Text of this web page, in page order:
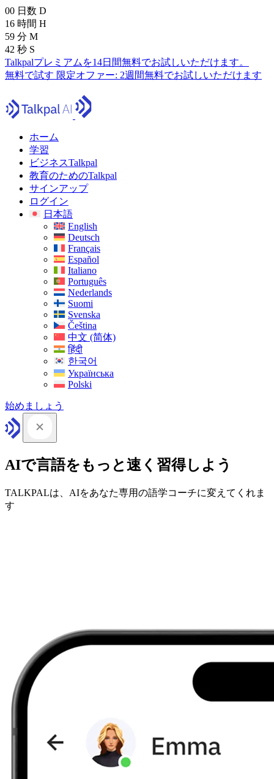
00 日数 D
16 時間 H
59 分 M
41 秒 S
Talkpalプレミアムを14日間無料でお試しいただけます。
無料で試す 限定オファー: 2週間無料でお試しいただけます
ホーム
学習
ビジネスTalkpal
教育のためのTalkpal
サインアップ
ログイン
日本語
English
Deutsch
Français
Español
Italiano
Português
Nederlands
Suomi
Svenska
Čeština
中文 (简体)
हिंदी
한국어
Українська
Polski
始めましょう
AIで言語をもっと速く習得しよう
TALKPALは、AIをあなた専用の語学コーチに変えてくれま
す